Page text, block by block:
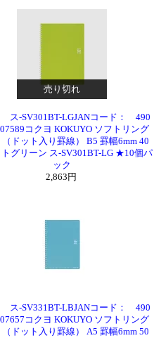
売り切れ
ス-SV301BT-LGJANコード： 490
コクヨ KOKUYO ソフトリング
（ドット入り罫線） B5 罫幅6mm 40
グリーン ス-SV301BT-LG ★10個パ
ック
2,863円
ス-SV331BT-LBJANコード： 490
コクヨ KOKUYO ソフトリング
（ドット入り罫線） A5 罫幅6mm 50